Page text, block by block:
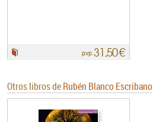
pvp.31,50 €
Otros libros deRubén Blanco Escribano